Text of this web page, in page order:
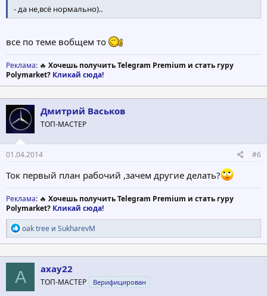
- да не,всё нормально)..
все по теме вобщем то
Реклама: 🔥 Хочешь получить Telegram Premium и стать гуру
Polymarket? Кликай сюда!
Дмитрий Васьков
ТОП-МАСТЕР
01.04.2014 #6
Ток первый план рабочий ,зачем другие делать?
Реклама: 🔥 Хочешь получить Telegram Premium и стать гуру
Polymarket? Кликай сюда!
Р
е
а
к
ц
и
и
oak tree и SukharevM
A axay22
ТОП-МАСТЕР Верифицирован